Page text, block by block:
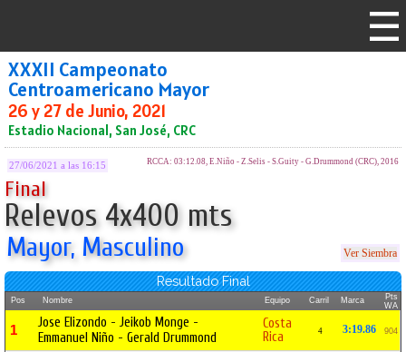
XXXII Campeonato
Centroamericano Mayor
26 y 27 de Junio, 2021
Estadio Nacional, San José, CRC
27/06/2021 a las 16:15 RCCA: 03:12.08, E.Niño - Z.Selis - S.Guity - G.Drummond (CRC), 2016
Final
Relevos 4x400 mts
Mayor, Masculino Ver Siembra
Resultado Final
Pos Nombre Equipo Carril Marca
Pts
WA
1
Jose Elizondo - Jeikob Monge -
Emmanuel Niño - Gerald Drummond
Costa
Rica
4 3:19.86 904